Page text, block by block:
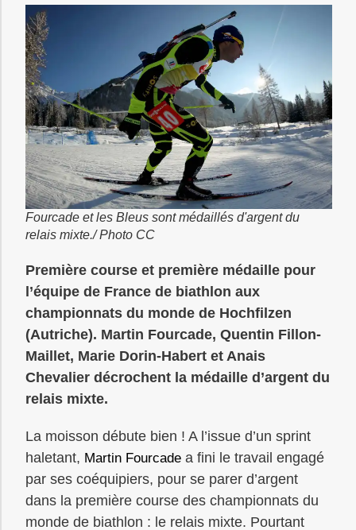
Fourcade et les Bleus sont médaillés d'argent du
relais mixte./ Photo CC
Première course et première médaille pour
l’équipe de France de biathlon aux
championnats du monde de Hochfilzen
(Autriche). Martin Fourcade, Quentin Fillon-
Maillet, Marie Dorin-Habert et Anais
Chevalier décrochent la médaille d’argent du
relais mixte.
La moisson débute bien ! A l’issue d’un sprint
haletant, Martin Fourcade a fini le travail engagé
par ses coéquipiers, pour se parer d’argent
dans la première course des championnats du
monde de biathlon : le relais mixte. Pourtant